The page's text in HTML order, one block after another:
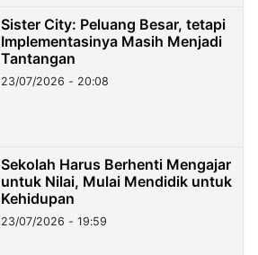
Sister City: Peluang Besar, tetapi
Implementasinya Masih Menjadi
Tantangan
23/07/2026 - 20:08
Sekolah Harus Berhenti Mengajar
untuk Nilai, Mulai Mendidik untuk
Kehidupan
23/07/2026 - 19:59